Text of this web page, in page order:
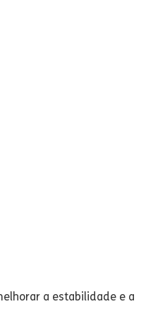
a estabilidade e a